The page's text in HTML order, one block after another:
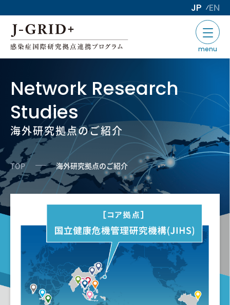
JP EN
menu
Network Research
Studies
海外研究拠点のご紹介
TOP 海外研究拠点のご紹介